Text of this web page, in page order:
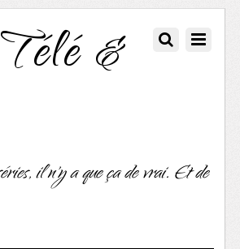
&
il n'y a que ça de vrai. Et de